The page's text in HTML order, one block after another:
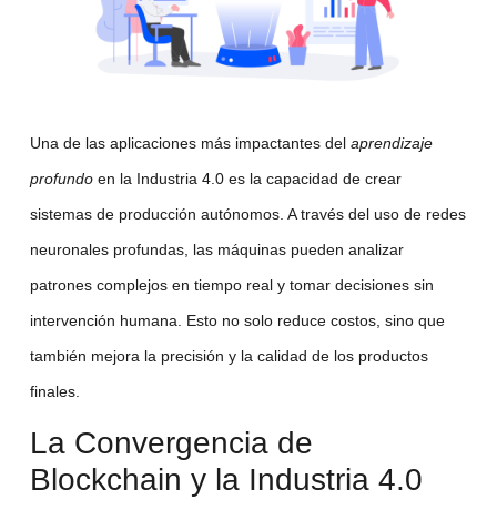
Una de las aplicaciones más impactantes del aprendizaje
profundoen la Industria 4.0 es la capacidad de crear
sistemas de producción autónomos. A través del uso de redes
neuronales profundas, las máquinas pueden analizar
patrones complejos en tiempo real y tomar decisiones sin
intervención humana. Esto no solo reduce costos, sino que
también mejora la precisión y la calidad de los productos
finales.
La Convergencia de
Blockchain y la Industria 4.0